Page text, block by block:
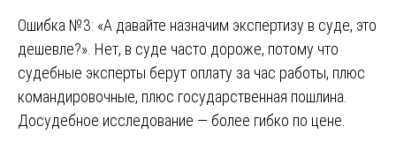
Ошибка №3: «А давайте назначим экспертизу в суде, это
дешевле?». Нет, в суде часто дороже, потому что
судебные эксперты берут оплату за час работы, плюс
командировочные, плюс государственная пошлина.
Досудебное исследование — более гибко по цене.